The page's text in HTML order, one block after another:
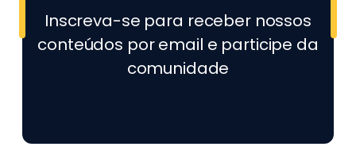
Inscreva-se para receber nossos
conteúdos por email e participe da
comunidade